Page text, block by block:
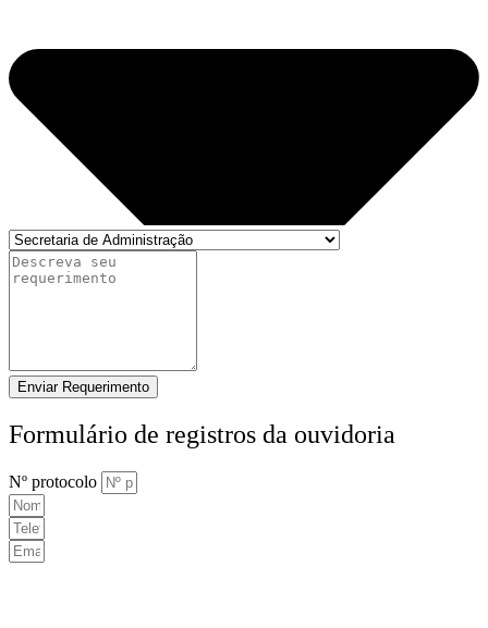
Enviar Requerimento
Formulário de registros da ouvidoria
Nº protocolo